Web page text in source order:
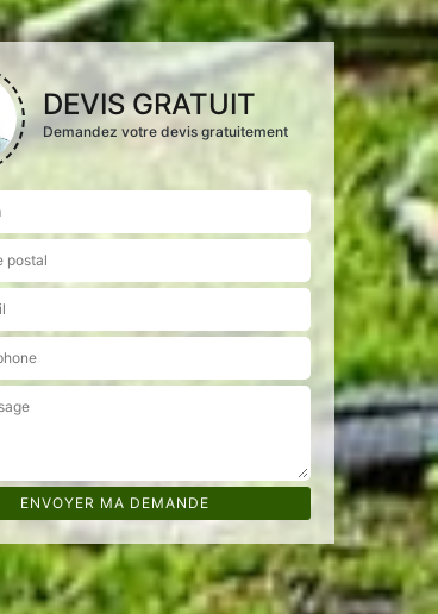
DEVIS GRATUIT
Demandez votre devis gratuitement